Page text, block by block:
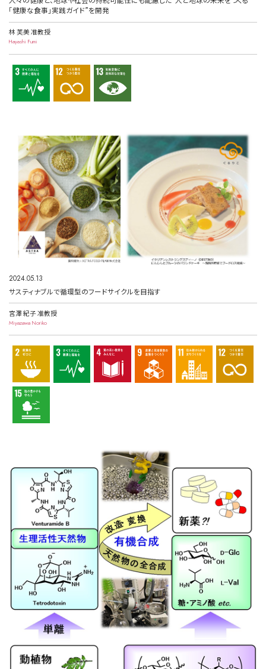
「健康な食事」実践ガイド”を開発
林 芙美 准教授
Hayashi Fumi
2024.05.13
サスティナブルで循環型のフードサイクルを目指す
宮澤 紀子 准教授
Miyazawa Noriko